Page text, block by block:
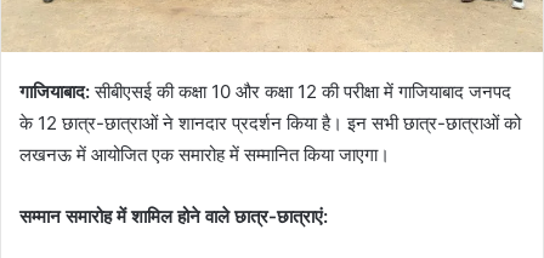
गाजियाबाद:सीबीएसई की कक्षा 10 और कक्षा 12 की परीक्षा में गाजियाबाद जनपद
के 12 छात्र-छात्राओं ने शानदार प्रदर्शन किया है। इन सभी छात्र-छात्राओं को
लखनऊ में आयोजित एक समारोह में सम्मानित किया जाएगा।
सम्मान समारोह में शामिल होने वाले छात्र-छात्राएं: